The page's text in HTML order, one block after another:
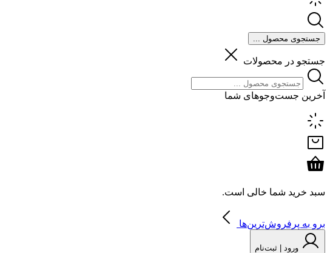
جستجوی محصول ...
جستجو در محصولات
آخرین جست‌وجوهای شما
سبد خرید شما خالی است.
برو به پرفروش‌ترین‌ها
ورود | ثبت‌نام